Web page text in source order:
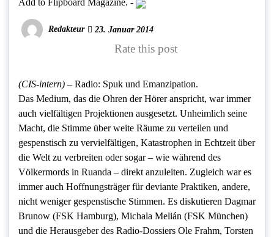
Add to Flipboard Magazine. -
Redakteur 23. Januar 2014
Rate this post
(CIS-intern) – Radio: Spuk und Emanzipation.
Das Medium, das die Ohren der Hörer anspricht, war immer
auch vielfältigen Projektionen ausgesetzt. Unheimlich seine
Macht, die Stimme über weite Räume zu verteilen und
gespenstisch zu vervielfältigen, Katastrophen in Echtzeit über
die Welt zu verbreiten oder sogar – wie während des
Völkermords in Ruanda – direkt anzuleiten. Zugleich war es
immer auch Hoffnungsträger für deviante Praktiken, andere,
nicht weniger gespenstische Stimmen. Es diskutieren Dagmar
Brunow (FSK Hamburg), Michala Melián (FSK München)
und die Herausgeber des Radio-Dossiers Ole Frahm, Torsten